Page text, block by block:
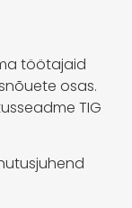
töötajaid
osas.
TIG